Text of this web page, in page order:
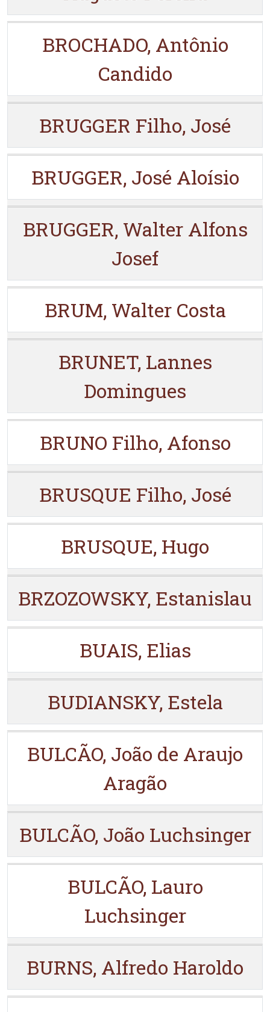
BROCHADO, Antônio
Candido
BRUGGER Filho, José
BRUGGER, José Aloísio
BRUGGER, Walter Alfons
Josef
BRUM, Walter Costa
BRUNET, Lannes
Domingues
BRUNO Filho, Afonso
BRUSQUE Filho, José
BRUSQUE, Hugo
BRZOZOWSKY, Estanislau
BUAIS, Elias
BUDIANSKY, Estela
BULCÃO, João de Araujo
Aragão
BULCÃO, João Luchsinger
BULCÃO, Lauro
Luchsinger
BURNS, Alfredo Haroldo